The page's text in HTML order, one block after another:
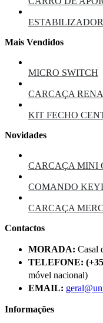
Mais Vendidos
MICRO SWITCH
CARCAÇA
KIT FECHO
Novidades
CARCAÇA MINI
COMANDO
CARCAÇA
Contactos
MORADA: Casal
TELEFONE:
móvel nacional)
EMAIL:
Informações